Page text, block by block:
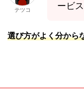
テツコ
ービ
選び方がよく分から